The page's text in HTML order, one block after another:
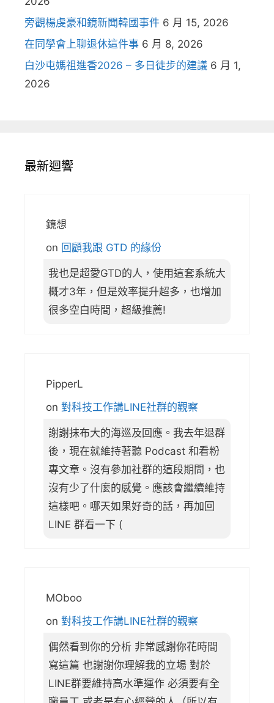
旁觀楊虔豪和鏡新聞韓國事件 6 月 15, 2026
在同學會上聊退休這件事 6 月 8, 2026
白沙屯媽祖進香2026 – 多日徒步的建議 6 月 1,
2026
最新迴響
鏡想
on 回顧我跟 GTD 的緣份
我也是超愛GTD的人，使用這套系統大
概才3年，但是效率提升超多，也增加
很多空白時間，超級推薦!
PipperL
on 對科技工作講LINE社群的觀察
謝謝抹布大的海巡及回應。我去年退群
後，現在就維持著聽 Podcast 和看粉
專文章。沒有參加社群的這段期間，也
沒有少了什麼的感覺。應該會繼續維持
這樣吧。哪天如果好奇的話，再加回
LINE 群看一下 (
MOboo
on 對科技工作講LINE社群的觀察
偶然看到你的分析 非常感謝你花時間
寫這篇 也謝謝你理解我的立場 對於
LINE群要維持高水準運作 必須要有全